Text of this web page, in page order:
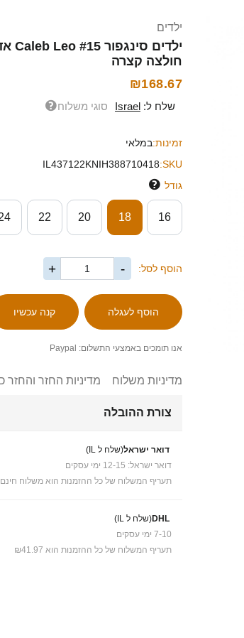
ילדים
חולצה קצרה
₪168.67
שלח ל: Israel סוגי משלוח
זמינות:במלאי
SKU:
IL437122KNIH388710418
גודל
16
18
20
22
הוסף לסל: -
+
אנו תומכים באמצעי התשלום: Paypal
מדיניות משלוח מדיניות החזר והחזר
צורת ההובלה
דואר ישראל(שלח ל IL)
דואר ישראל: 12-15 ימי עסקים
תעריף המשלוח של כל ההזמנות הוא משלוח חינם
DHL(שלח ל IL)
7-10 ימי עסקים
תעריף המשלוח של כל ההזמנות הוא ₪41.97